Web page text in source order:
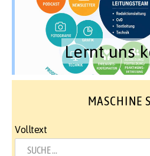
Lernt uns
MASCHINE
Volltext